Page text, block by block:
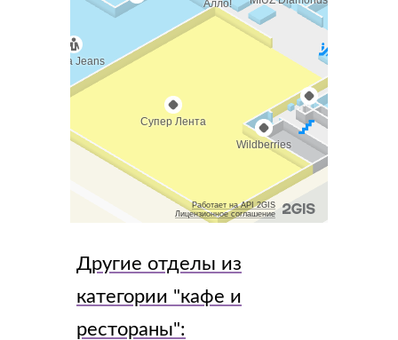
Другие отделы из
категории "кафе и
рестораны":